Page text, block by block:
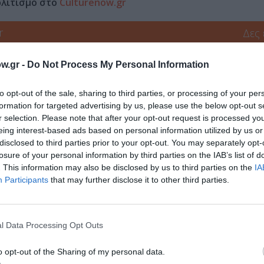
- Do Not Process My Personal Information
opt-out of the sale, sharing to third parties, or processing of your
for targeted advertising by us, please use the below opt-out
selection. Please note that after your opt-out request is processed
interest-based ads based on personal information utilized by us
to third parties prior to your opt-out. You may separately
of your personal information by third parties on the IAB’s list of
This information may also be disclosed by us to third parties on the
Participants that may further disclose it to other third parties.
Data Processing Opt Outs
opt-out of the Sharing of my personal data.
Δες
ΠΙΝΤΕΡ
και τον Πολιτισμό!
Άρθρα